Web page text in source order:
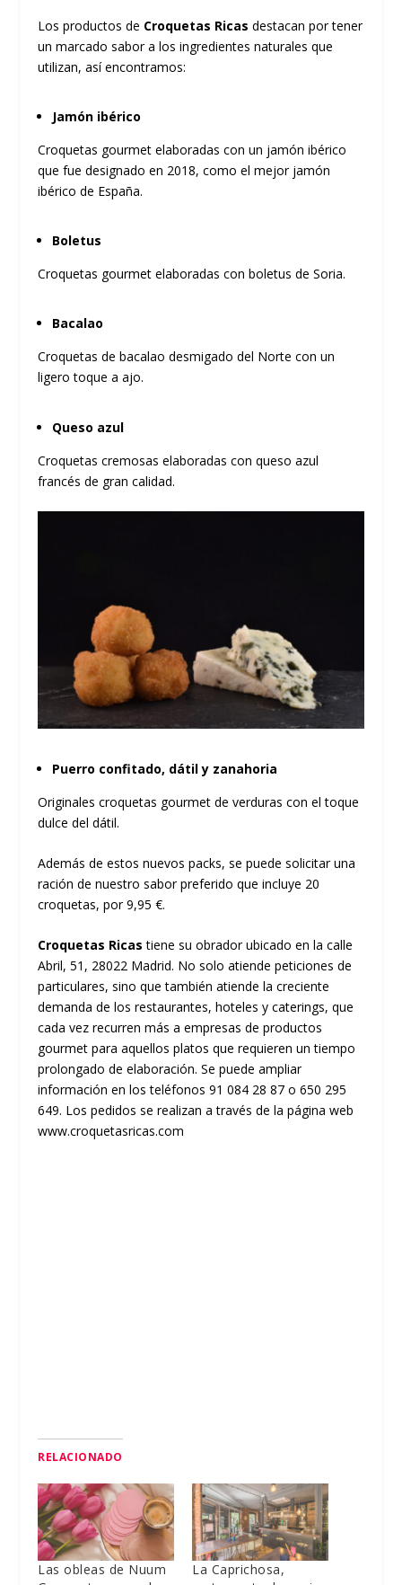
Los productos de Croquetas Ricas destacan por tener
un marcado sabor a los ingredientes naturales que
utilizan, así encontramos:
Jamón ibérico
Croquetas gourmet elaboradas con un jamón ibérico
que fue designado en 2018, como el mejor jamón
ibérico de España.
Boletus
Croquetas gourmet elaboradas con boletus de Soria.
Bacalao
Croquetas de bacalao desmigado del Norte con un
ligero toque a ajo.
Queso azul
Croquetas cremosas elaboradas con queso azul
francés de gran calidad.
Puerro confitado, dátil y zanahoria
Originales croquetas gourmet de verduras con el toque
dulce del dátil.
Además de estos nuevos packs, se puede solicitar una
ración de nuestro sabor preferido que incluye 20
croquetas, por 9,95 €.
Croquetas Ricas tiene su obrador ubicado en la calle
Abril, 51, 28022 Madrid. No solo atiende peticiones de
particulares, sino que también atiende la creciente
demanda de los restaurantes, hoteles y caterings, que
cada vez recurren más a empresas de productos
gourmet para aquellos platos que requieren un tiempo
prolongado de elaboración. Se puede ampliar
información en los teléfonos 91 084 28 87 o 650 295
649. Los pedidos se realizan a través de la página web
www.croquetasricas.com
RELACIONADO
Las obleas de Nuum
La Caprichosa,